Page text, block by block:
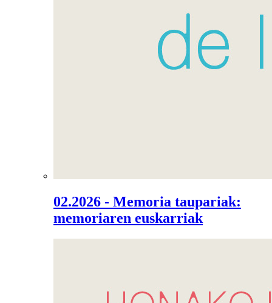
02.2026 - Memoria taupariak:
memoriaren euskarriak